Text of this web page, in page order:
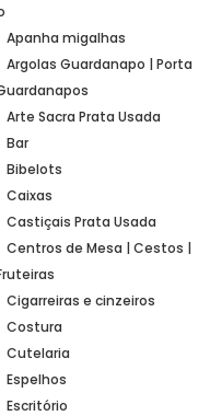
Apanha migalhas
Argolas Guardanapo | Porta
Arte Sacra Prata Usada
Bar
Bibelots
Caixas
Castiçais Prata Usada
Centros de Mesa | Cestos |
Cigarreiras e cinzeiros
Costura
Cutelaria
Espelhos
Escritório